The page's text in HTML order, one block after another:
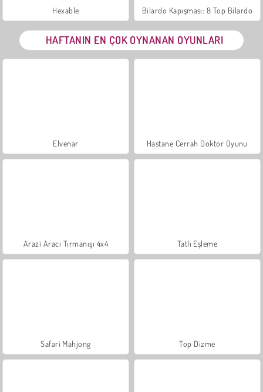
Hexable Bilardo Kapışması: 8 Top Bilardo
HAFTANIN EN ÇOK OYNANAN OYUNLARI
Elvenar Hastane Cerrah Doktor Oyunu
Arazi Aracı Tırmanışı 4x4 Tatlı Eşleme
Safari Mahjong Top Dizme